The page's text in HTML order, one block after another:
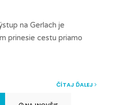
na Gerlach je
prinesie cestu priamo
ČÍTAJ ĎALEJ